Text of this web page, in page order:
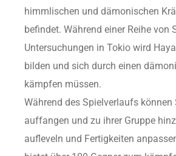
himmlischen und dämonischen
befindet. Während einer Reihe von
Untersuchungen in Tokio wird
bilden und sich durch einen
kämpfen müssen.
Während des Spielverlaufs können
auffangen und zu ihrer Gruppe
aufleveln und Fertigkeiten